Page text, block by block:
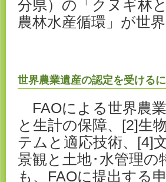
分県）の「クヌギ林
農林水産循環」が世
世界農業遺産の認定を受ける
FAOによる世界農
と生計の保障、[2]生
テムと適応技術、[4]
景観と土地･水管理
も、FAOに提出する